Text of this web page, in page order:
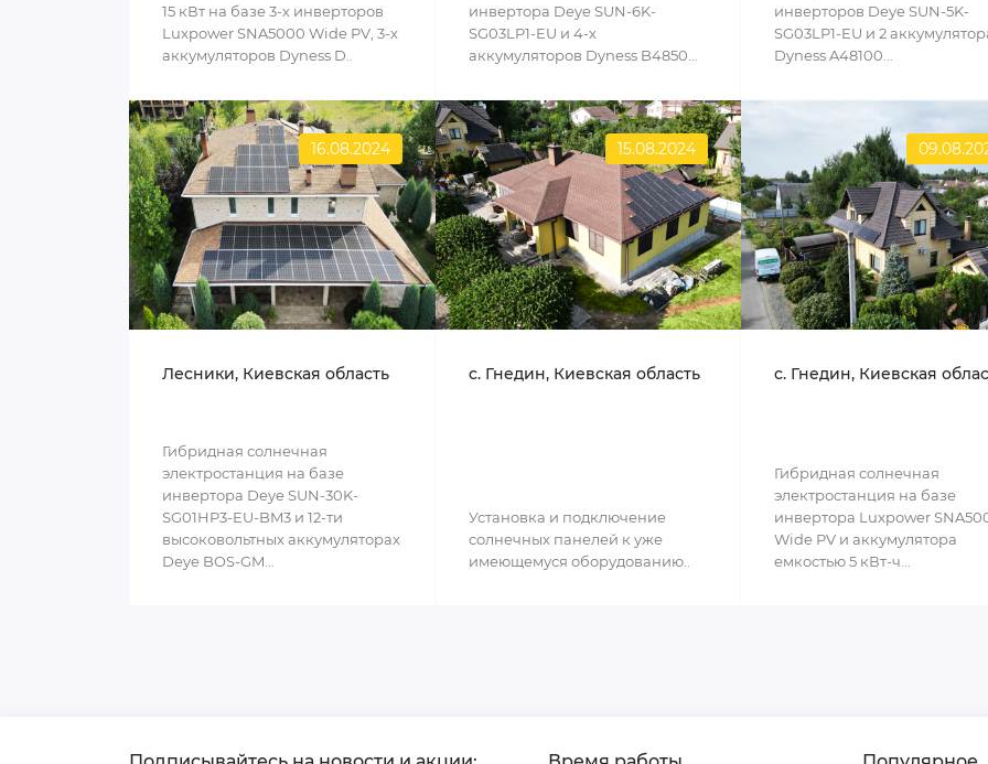
15 кВт на базе 3-х инверторов
Luxpower SNA5000 Wide PV, 3-х
аккумуляторов Dyness D..
инвертора Deye SUN-6K-
SG03LP1-EU и 4-х
аккумуляторов Dyness B4850...
инверторов Deye SUN-5K-
SG03LP1-EU и 2
Dyness A48100...
16.08.2024
Лесники, Киевская область
Гибридная солнечная
электростанция на базе
инвертора Deye SUN-30K-
SG01HP3-EU-BM3 и 12-ти
высоковольтных аккумуляторах
Deye BOS-GM...
15.08.2024
c. Гнедин, Киевская область
Установка и подключение
солнечных панелей к уже
имеющемуся оборудованию..
с. Гнедин, Киевская
Гибридная солнечная
электростанция на базе
инвертора Luxpower
Wide PV и аккумулятора
емкостью 5 кВт-ч...